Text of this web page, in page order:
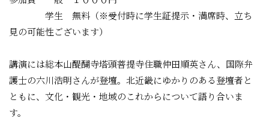
学生 無料（※受付時に学生証提示・満席時、立ち
見の可能性ございます）
講演には総本山醍醐寺塔頭菩提寺住職仲田順英さん、国際弁
護士の六川浩明さんが登壇。北近畿にゆかりのある登壇者と
ともに、文化・観光・地域のこれからについて語り合いま
す。